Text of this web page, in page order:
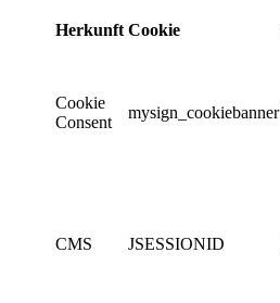
Herkunft Cookie
Cookie
Consent
mysign_cookiebanner
CMS JSESSIONID